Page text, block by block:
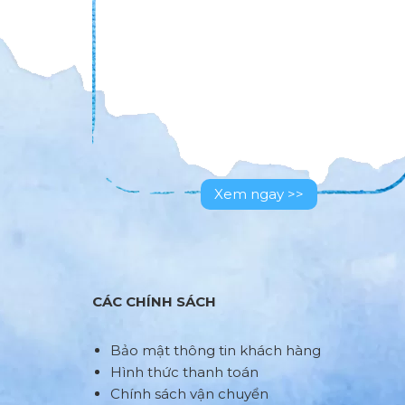
Xem ngay >>
CÁC CHÍNH SÁCH
Bảo mật thông tin khách hàng
Hình thức thanh toán
Chính sách vận chuyển